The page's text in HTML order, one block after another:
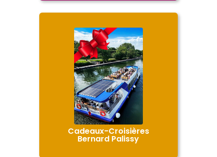
Cadeaux-Croisières
Bernard Palissy
En savoir +